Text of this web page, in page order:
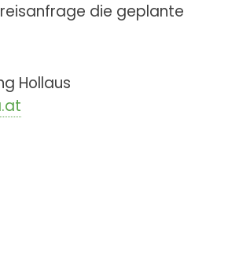
die geplante
Hollaus